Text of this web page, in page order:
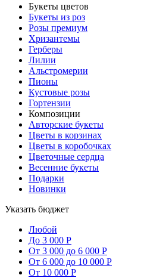
Букеты цветов
Букеты из роз
Розы премиум
Хризантемы
Герберы
Лилии
Альстромерии
Пионы
Кустовые розы
Гортензии
Композиции
Авторские букеты
Цветы в корзинах
Цветы в коробочках
Цветочные сердца
Весенние букеты
Подарки
Новинки
Указать бюджет
Любой
До 3 000 Р
От 3 000 до 6 000 Р
От 6 000 до 10 000 Р
От 10 000 Р